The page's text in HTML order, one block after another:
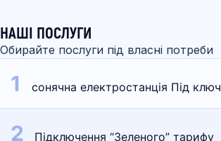
НАШІ ПОСЛУГИ
Обирайте послуги під власні потреби
1 сонячна електростанція Під ключ
2 Підключення “Зеленого” тарифу